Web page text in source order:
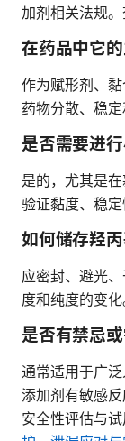
加剂相关法规。
在药品中它
作为赋形剂、
药物分散、稳定
是否需要进行
是的，尤其是
验证黏度、稳定
如何储存羟丙
应密封、避光
度和纯度的变化
是否有禁忌
通常适用于广
添加剂有敏感
安全性评估与试